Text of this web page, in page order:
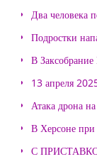
Два человека
Подростки
В
13 апреля
Атака дрона
В Херсоне при
С